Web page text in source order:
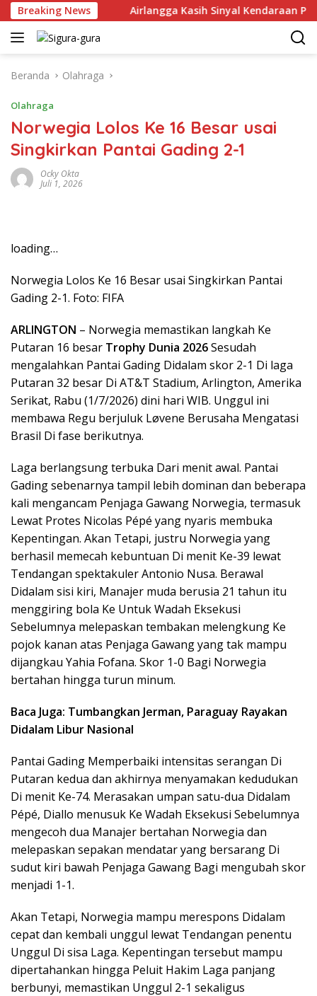
Langsung
ke
konten
Breaking News
Juni 2026 Airlangga Kasih Sinyal Kendaraan Pribadi
Beranda Olahraga
Olahraga
Norwegia Lolos Ke 16 Besar usai
Singkirkan Pantai Gading 2-1
Ocky Okta
Juli 1, 2026
loading…
Norwegia Lolos Ke 16 Besar usai Singkirkan Pantai
Gading 2-1. Foto: FIFA
ARLINGTON – Norwegia memastikan langkah Ke
Putaran 16 besar Trophy Dunia 2026Sesudah
mengalahkan Pantai Gading Didalam skor 2-1 Di laga
Putaran 32 besar Di AT&T Stadium, Arlington, Amerika
Serikat, Rabu (1/7/2026) dini hari WIB. Unggul ini
membawa Regu berjuluk Løvene Berusaha Mengatasi
Brasil Di fase berikutnya.
Laga berlangsung terbuka Dari menit awal. Pantai
Gading sebenarnya tampil lebih dominan dan beberapa
kali mengancam Penjaga Gawang Norwegia, termasuk
Lewat Protes Nicolas Pépé yang nyaris membuka
Kepentingan. Akan Tetapi, justru Norwegia yang
berhasil memecah kebuntuan Di menit Ke-39 lewat
Tendangan spektakuler Antonio Nusa. Berawal
Didalam sisi kiri, Manajer muda berusia 21 tahun itu
menggiring bola Ke Untuk Wadah Eksekusi
Sebelumnya melepaskan tembakan melengkung Ke
pojok kanan atas Penjaga Gawang yang tak mampu
dijangkau Yahia Fofana. Skor 1-0 Bagi Norwegia
bertahan hingga turun minum.
Baca Juga: Tumbangkan Jerman, Paraguay Rayakan
Didalam Libur Nasional
Pantai Gading Memperbaiki intensitas serangan Di
Putaran kedua dan akhirnya menyamakan kedudukan
Di menit Ke-74. Merasakan umpan satu-dua Didalam
Pépé, Diallo menusuk Ke Wadah Eksekusi Sebelumnya
mengecoh dua Manajer bertahan Norwegia dan
melepaskan sepakan mendatar yang bersarang Di
sudut kiri bawah Penjaga Gawang Bagi mengubah skor
menjadi 1-1.
Akan Tetapi, Norwegia mampu merespons Didalam
cepat dan kembali unggul lewat Tendangan penentu
Unggul Di sisa Laga. Kepentingan tersebut mampu
dipertahankan hingga Peluit Hakim Laga panjang
berbunyi, memastikan Unggul 2-1 sekaligus